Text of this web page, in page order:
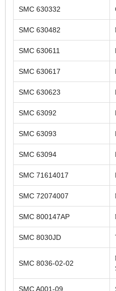
SMC 630332
SMC 630482
SMC 630611
SMC 630617
SMC 630623
SMC 63092
SMC 63093
SMC 63094
SMC 71614017
SMC 72074007
SMC 800147AP
SMC 8030JD
SMC 8036-02-02
SMC A001-09